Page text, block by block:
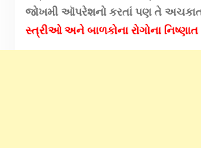
જોખમી ઑપરેશનો કરતાં પણ તે
સ્ત્રીઓ અને બાળકોના રોગોના નિષ્ણાત